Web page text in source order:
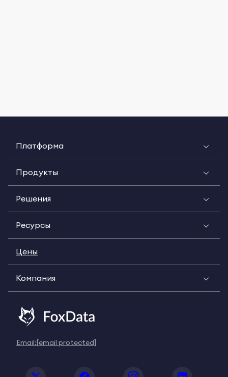
Платформа
Продукты
Решения
Ресурсы
Цены
Компания
Email:[email protected]